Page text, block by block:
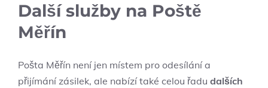
Další služby na Poště
Měřín
Pošta Měřín není jen místem pro odesílání a
přijímání zásilek, ale nabízí také celou řadu dalších